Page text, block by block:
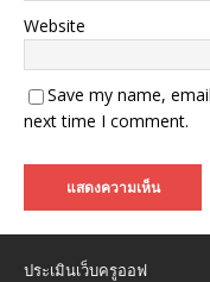
Website
Save my name,
next time I comment.
ประเมินเว็บครูออฟ